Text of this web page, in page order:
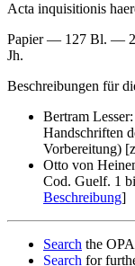
Acta inquisitionis
Papier — 127 Bl. —
Jh.
Beschreibungen für
Bertram
Handschriften
Vorbereitung)
Otto von
Cod. Guelf. 1
Beschreibung]
Search the
Search for